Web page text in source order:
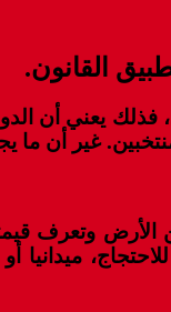
القانون.
رقم 113.13 المنظم
غير أن
الأرض وتعرف